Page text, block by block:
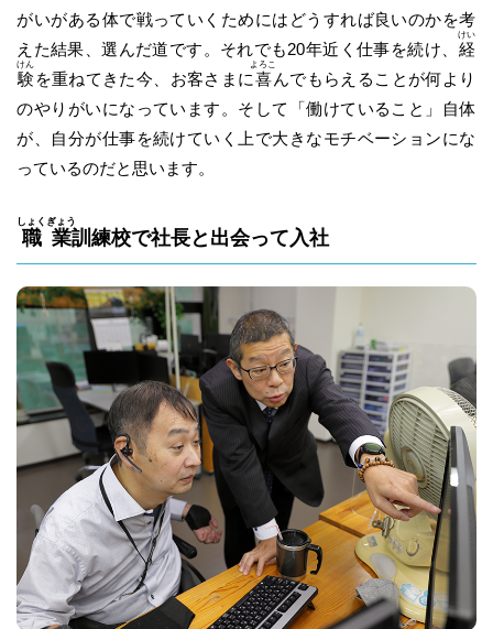
がいがある体で戦っていくためにはどうすれば良いのかを考
えた結果、選んだ道です。それでも20年近く仕事を続け、 経
けい
験
けん
を重ねてきた今、お客さまに喜
よろこ
んでもらえることが何より
のやりがいになっています。そして「働けていること」自体
が、自分が仕事を続けていく上で大きなモチベーションにな
っているのだと思います。
職
しょく
業
ぎょう
訓練校で社長と出会って入社